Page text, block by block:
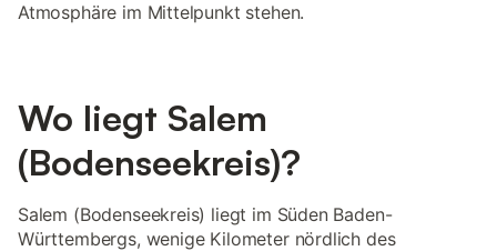
Atmosphäre im Mittelpunkt stehen.
Wo liegt Salem
(Bodenseekreis)?
Salem (Bodenseekreis) liegt im Süden Baden-
Württembergs, wenige Kilometer nördlich des